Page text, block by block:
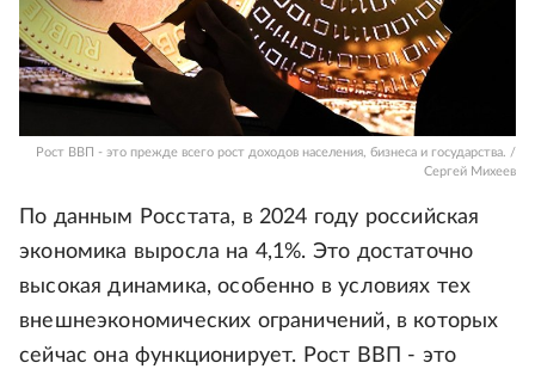
Рост ВВП - это прежде всего рост доходов населения, бизнеса и государства. /
Сергей Михеев
По данным Росстата, в 2024 году российская
экономика выросла на 4,1%. Это достаточно
высокая динамика, особенно в условиях тех
внешнеэкономических ограничений, в которых
сейчас она функционирует. Рост ВВП - это